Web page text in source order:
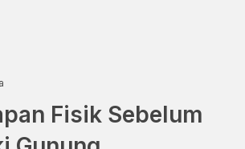
Fisik Sebelum